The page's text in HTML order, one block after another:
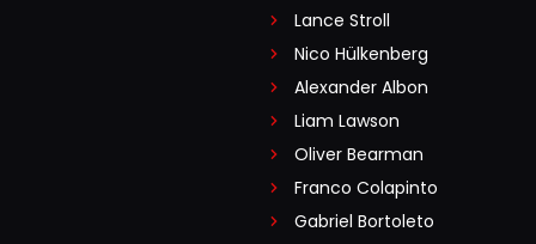
Lance Stroll
Nico Hülkenberg
Alexander Albon
Liam Lawson
Oliver Bearman
Franco Colapinto
Gabriel Bortoleto